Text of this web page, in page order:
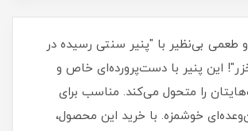
طعمی بی‌نظیر با "پنیر سنتی رسیده در
این پنیر با دست‌پرورده‌ای خاص و
را متحول می‌کند. مناسب برای
خوشمزه. با خرید این محصول،